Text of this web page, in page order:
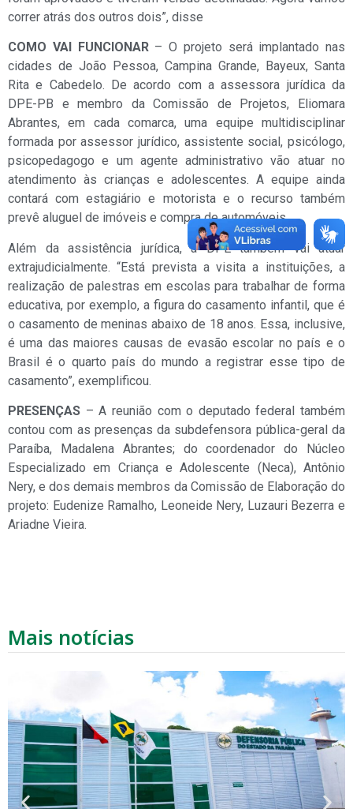
correr atrás dos outros dois”, disse
COMO VAI FUNCIONAR – O projeto será implantado nas
cidades de João Pessoa, Campina Grande, Bayeux, Santa
Rita e Cabedelo. De acordo com a assessora jurídica da
DPE-PB e membro da Comissão de Projetos, Eliomara
Abrantes, em cada comarca, uma equipe multidisciplinar
formada por assessor jurídico, assistente social, psicólogo,
psicopedagogo e um agente administrativo vão atuar no
atendimento às crianças e adolescentes. A equipe ainda
contará com estagiário e motorista e o recurso também
prevê aluguel de imóveis e compra de automóveis.
Além da assistência jurídica, a DPE também vai atuar
extrajudicialmente. “Está prevista a visita a instituições, a
realização de palestras em escolas para trabalhar de forma
educativa, por exemplo, a figura do casamento infantil, que é
o casamento de meninas abaixo de 18 anos. Essa, inclusive,
é uma das maiores causas de evasão escolar no país e o
Brasil é o quarto país do mundo a registrar esse tipo de
casamento”, exemplificou.
PRESENÇAS – A reunião com o deputado federal também
contou com as presenças da subdefensora pública-geral da
Paraíba, Madalena Abrantes; do coordenador do Núcleo
Especializado em Criança e Adolescente (Neca), Antônio
Nery, e dos demais membros da Comissão de Elaboração do
projeto: Eudenize Ramalho, Leoneide Nery, Luzauri Bezerra e
Ariadne Vieira.
Mais notícias